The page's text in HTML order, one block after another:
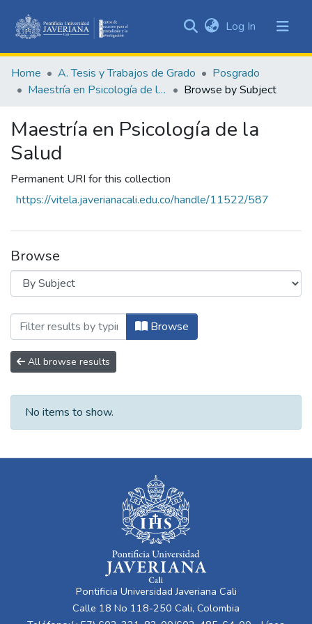
&
Collections
Log In (current)
Home A. Tesis y Trabajos de Grado
Posgrado
Maestría en Psicología de la Salud
Browse by Subject
Maestría en Psicología de la
Salud
Permanent URI for this collection
https://vitela.javerianacali.edu.co/handle/11522/587
Browse
Browsing Maestría en Psicología de la
Browse
All browse results
No items to show.
Pontificia Universidad Javeriana Cali
Calle 18 No 118-250 Cali, Colombia